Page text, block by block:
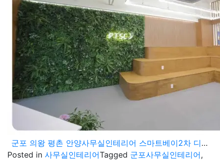
군포 의왕 평촌 안양사무실인테리어 스마트베이2차 디지털엠파이어 오비즈타워 지식산업센터 쾌적한 업무공간
Posted in 사무실인테리어Tagged 군포사무실인테리어,